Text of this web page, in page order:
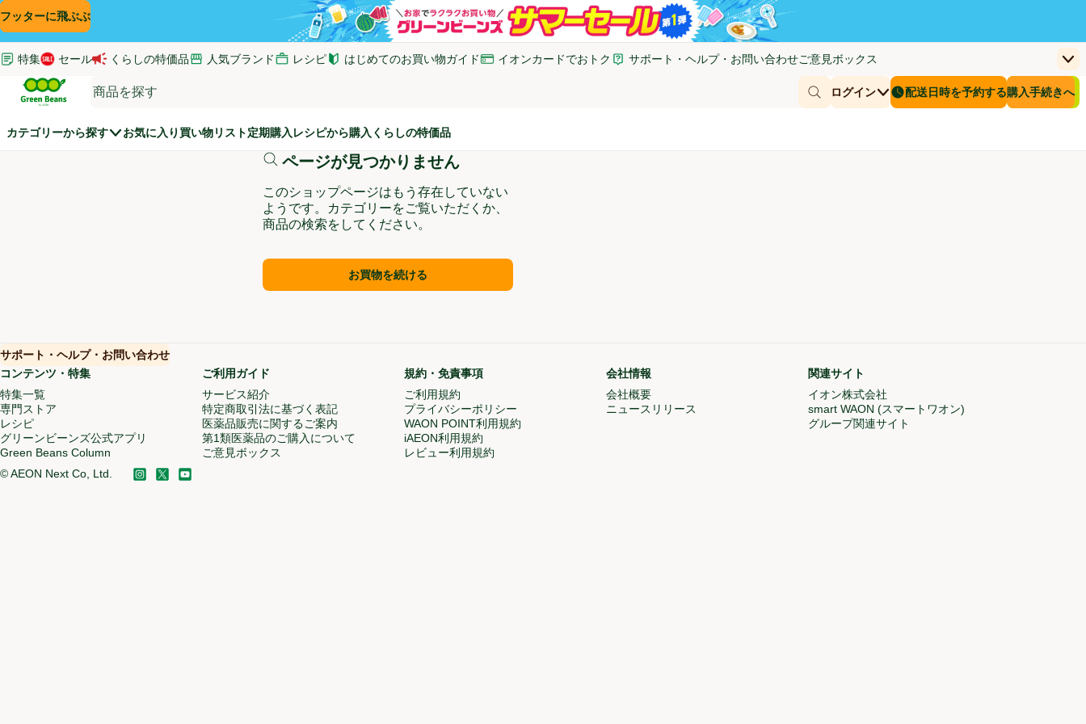
コンテンツに飛ぶ
検索に飛ぶ
フッターに飛ぶ
特集 セール くらしの特価品 人気ブランド レシピ はじめてのお買い物ガイド
(新しいウィンドウで開く)
イオンカードでおトク
(新しいウィンドウで開く)
サポート・ヘルプ・お問い合わせ
(新しいウィンドウで開く)
ご意見ボックス
(新しいウィンドウで開く)
上
Green Beans
商品を探す
ログイン
配送日時を予約する
配送日時を予約する購入手続きへ
お客さまのカ
￥0
カテゴリーから探す お気に入り 買い物リスト定期購入 レシピから購入 くらしの特価品
ページが見つかりません
このショップページはもう存在していない
ようです。カテゴリーをご覧いただくか、
商品の検索をしてください。
お買物を続ける
サポート・ヘルプ・お問い合わせ
(新しいウィンドウで開く)
コンテンツ・特集
特集一覧
専門ストア
レシピ
グリーンビーンズ公式アプリ
(新しいウィンドウで開く)
Green Beans Column (新しいウィンドウで開く)
ご利用ガイド
サービス紹介
特定商取引法に基づく表記
医薬品販売に関するご案内
第1類医薬品のご購入について
ご意見ボックス
(新しいウィンドウで開く)
規約・免責事項
ご利用規約
プライバシーポリシー
WAON POINT利用規約
iAEON利用規約
レビュー利用規約
会社情報
会社概要
ニュースリリース
(新しいウィンドウで開く)
関連サイト
イオン株式会社
smart WAON (スマートワオン)
グループ関連サイト
©AEON Next Co, Ltd. Instagram
(新しいウィンドウで開く)
X (新しいウィンドウで開く)
YouTube